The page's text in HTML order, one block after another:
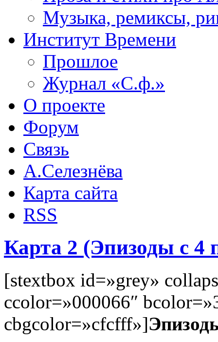
Музыка, ремиксы,
Институт Времени
Прошлое
Журнал «С.ф.»
О проекте
Форум
Связь
А.Селезнёва
Карта сайта
RSS
Карта 2 (Эпизоды с 4
[stextbox id=»grey»
ccolor=»000066″
cbgcolor=»cfcfff»]